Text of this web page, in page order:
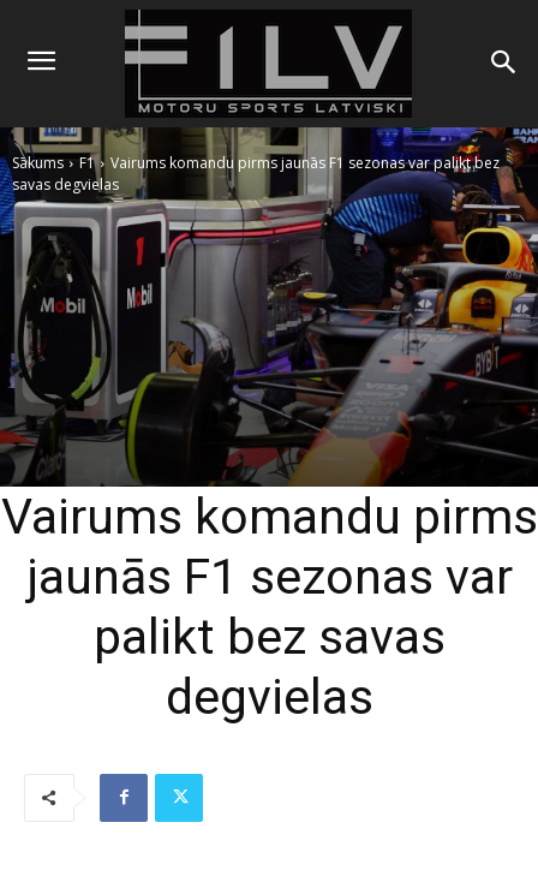
Sākums F1
Vairums komandu pirms jaunās F1 sezonas var palikt bez
savas degvielas
Vairums komandu pirms
jaunās F1 sezonas var
palikt bez savas
degvielas